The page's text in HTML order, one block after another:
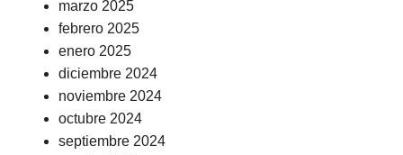
marzo 2025
febrero 2025
enero 2025
diciembre 2024
noviembre 2024
octubre 2024
septiembre 2024